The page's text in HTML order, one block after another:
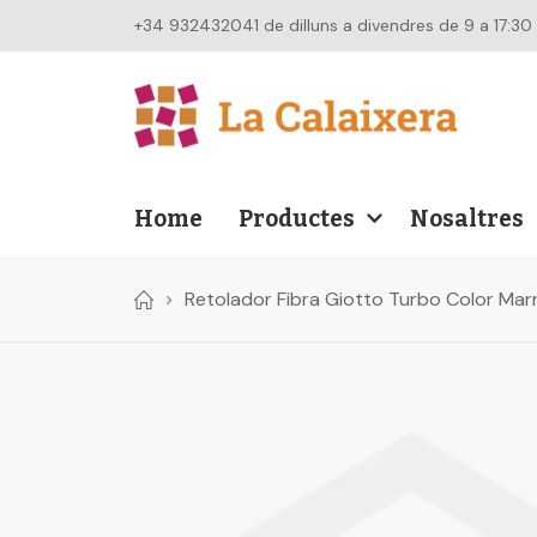
+34 932432041 de dilluns a divendres de 9 a 17:30
Home Productes Nosaltres
Retolador Fibra Giotto Turbo Color